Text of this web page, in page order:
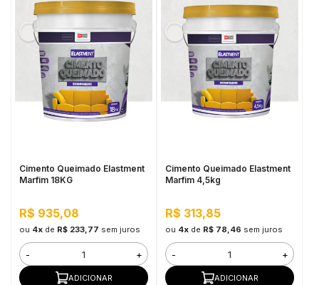
Cimento Queimado Elastment
Marfim 18KG
R$ 935,08
ou 4xde R$ 233,77 sem juros
- +
ADICIONAR
Cimento Queimado Elastment
Marfim 4,5kg
R$ 313,85
ou 4xde R$ 78,46 sem juros
- +
ADICIONAR